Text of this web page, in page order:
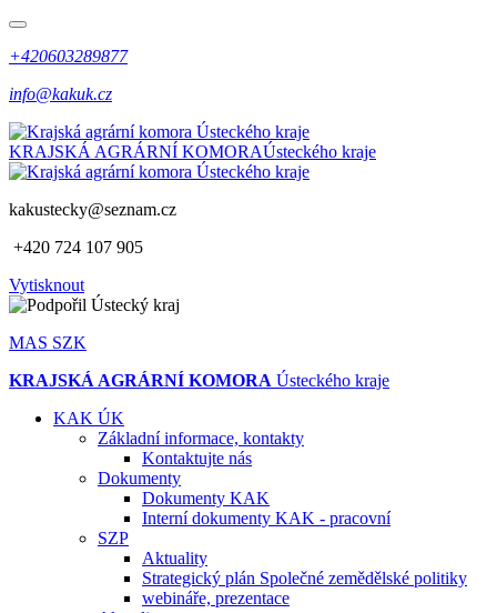
+420603289877
info@kakuk.cz
KRAJSKÁ AGRÁRNÍ KOMORAÚsteckého kraje
kakustecky@seznam.cz
+420 724 107 905
Vytisknout
MAS SZK
KRAJSKÁ AGRÁRNÍ KOMORA Ústeckého kraje
KAK ÚK
Základní informace, kontakty
Kontaktujte nás
Dokumenty
Dokumenty KAK
Interní dokumenty KAK - pracovní
SZP
Aktuality
Strategický plán Společné zemědělské politiky
webináře, prezentace